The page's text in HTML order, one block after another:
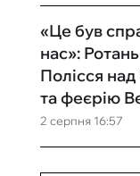
2 серпня 16:57
«Це був
нас»:
Полісся
та феєрію